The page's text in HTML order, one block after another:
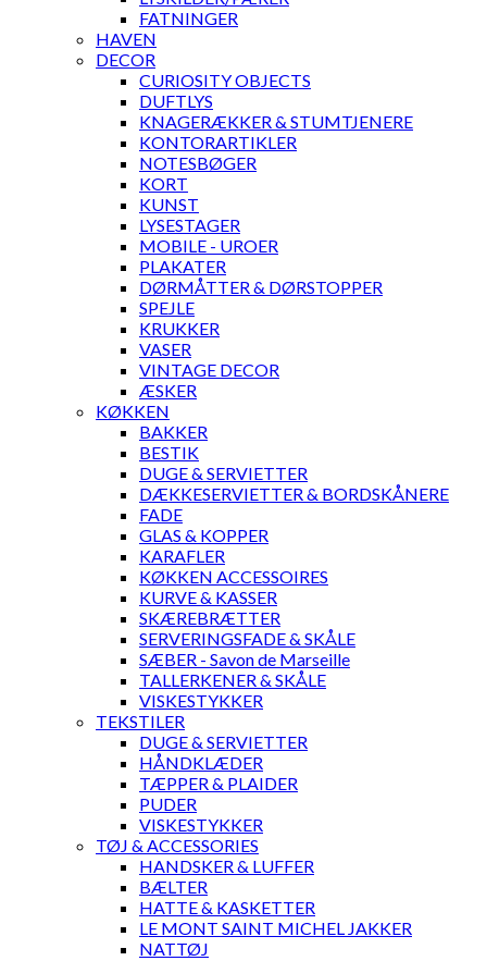
FATNINGER
HAVEN
DECOR
CURIOSITY OBJECTS
DUFTLYS
KNAGERÆKKER & STUMTJENERE
KONTORARTIKLER
NOTESBØGER
KORT
KUNST
LYSESTAGER
MOBILE - UROER
PLAKATER
DØRMÅTTER & DØRSTOPPER
SPEJLE
KRUKKER
VASER
VINTAGE DECOR
ÆSKER
KØKKEN
BAKKER
BESTIK
DUGE & SERVIETTER
DÆKKESERVIETTER & BORDSKÅNERE
FADE
GLAS & KOPPER
KARAFLER
KØKKEN ACCESSOIRES
KURVE & KASSER
SKÆREBRÆTTER
SERVERINGSFADE & SKÅLE
SÆBER - Savon de Marseille
TALLERKENER & SKÅLE
VISKESTYKKER
TEKSTILER
DUGE & SERVIETTER
HÅNDKLÆDER
TÆPPER & PLAIDER
PUDER
VISKESTYKKER
TØJ & ACCESSORIES
HANDSKER & LUFFER
BÆLTER
HATTE & KASKETTER
LE MONT SAINT MICHEL JAKKER
NATTØJ